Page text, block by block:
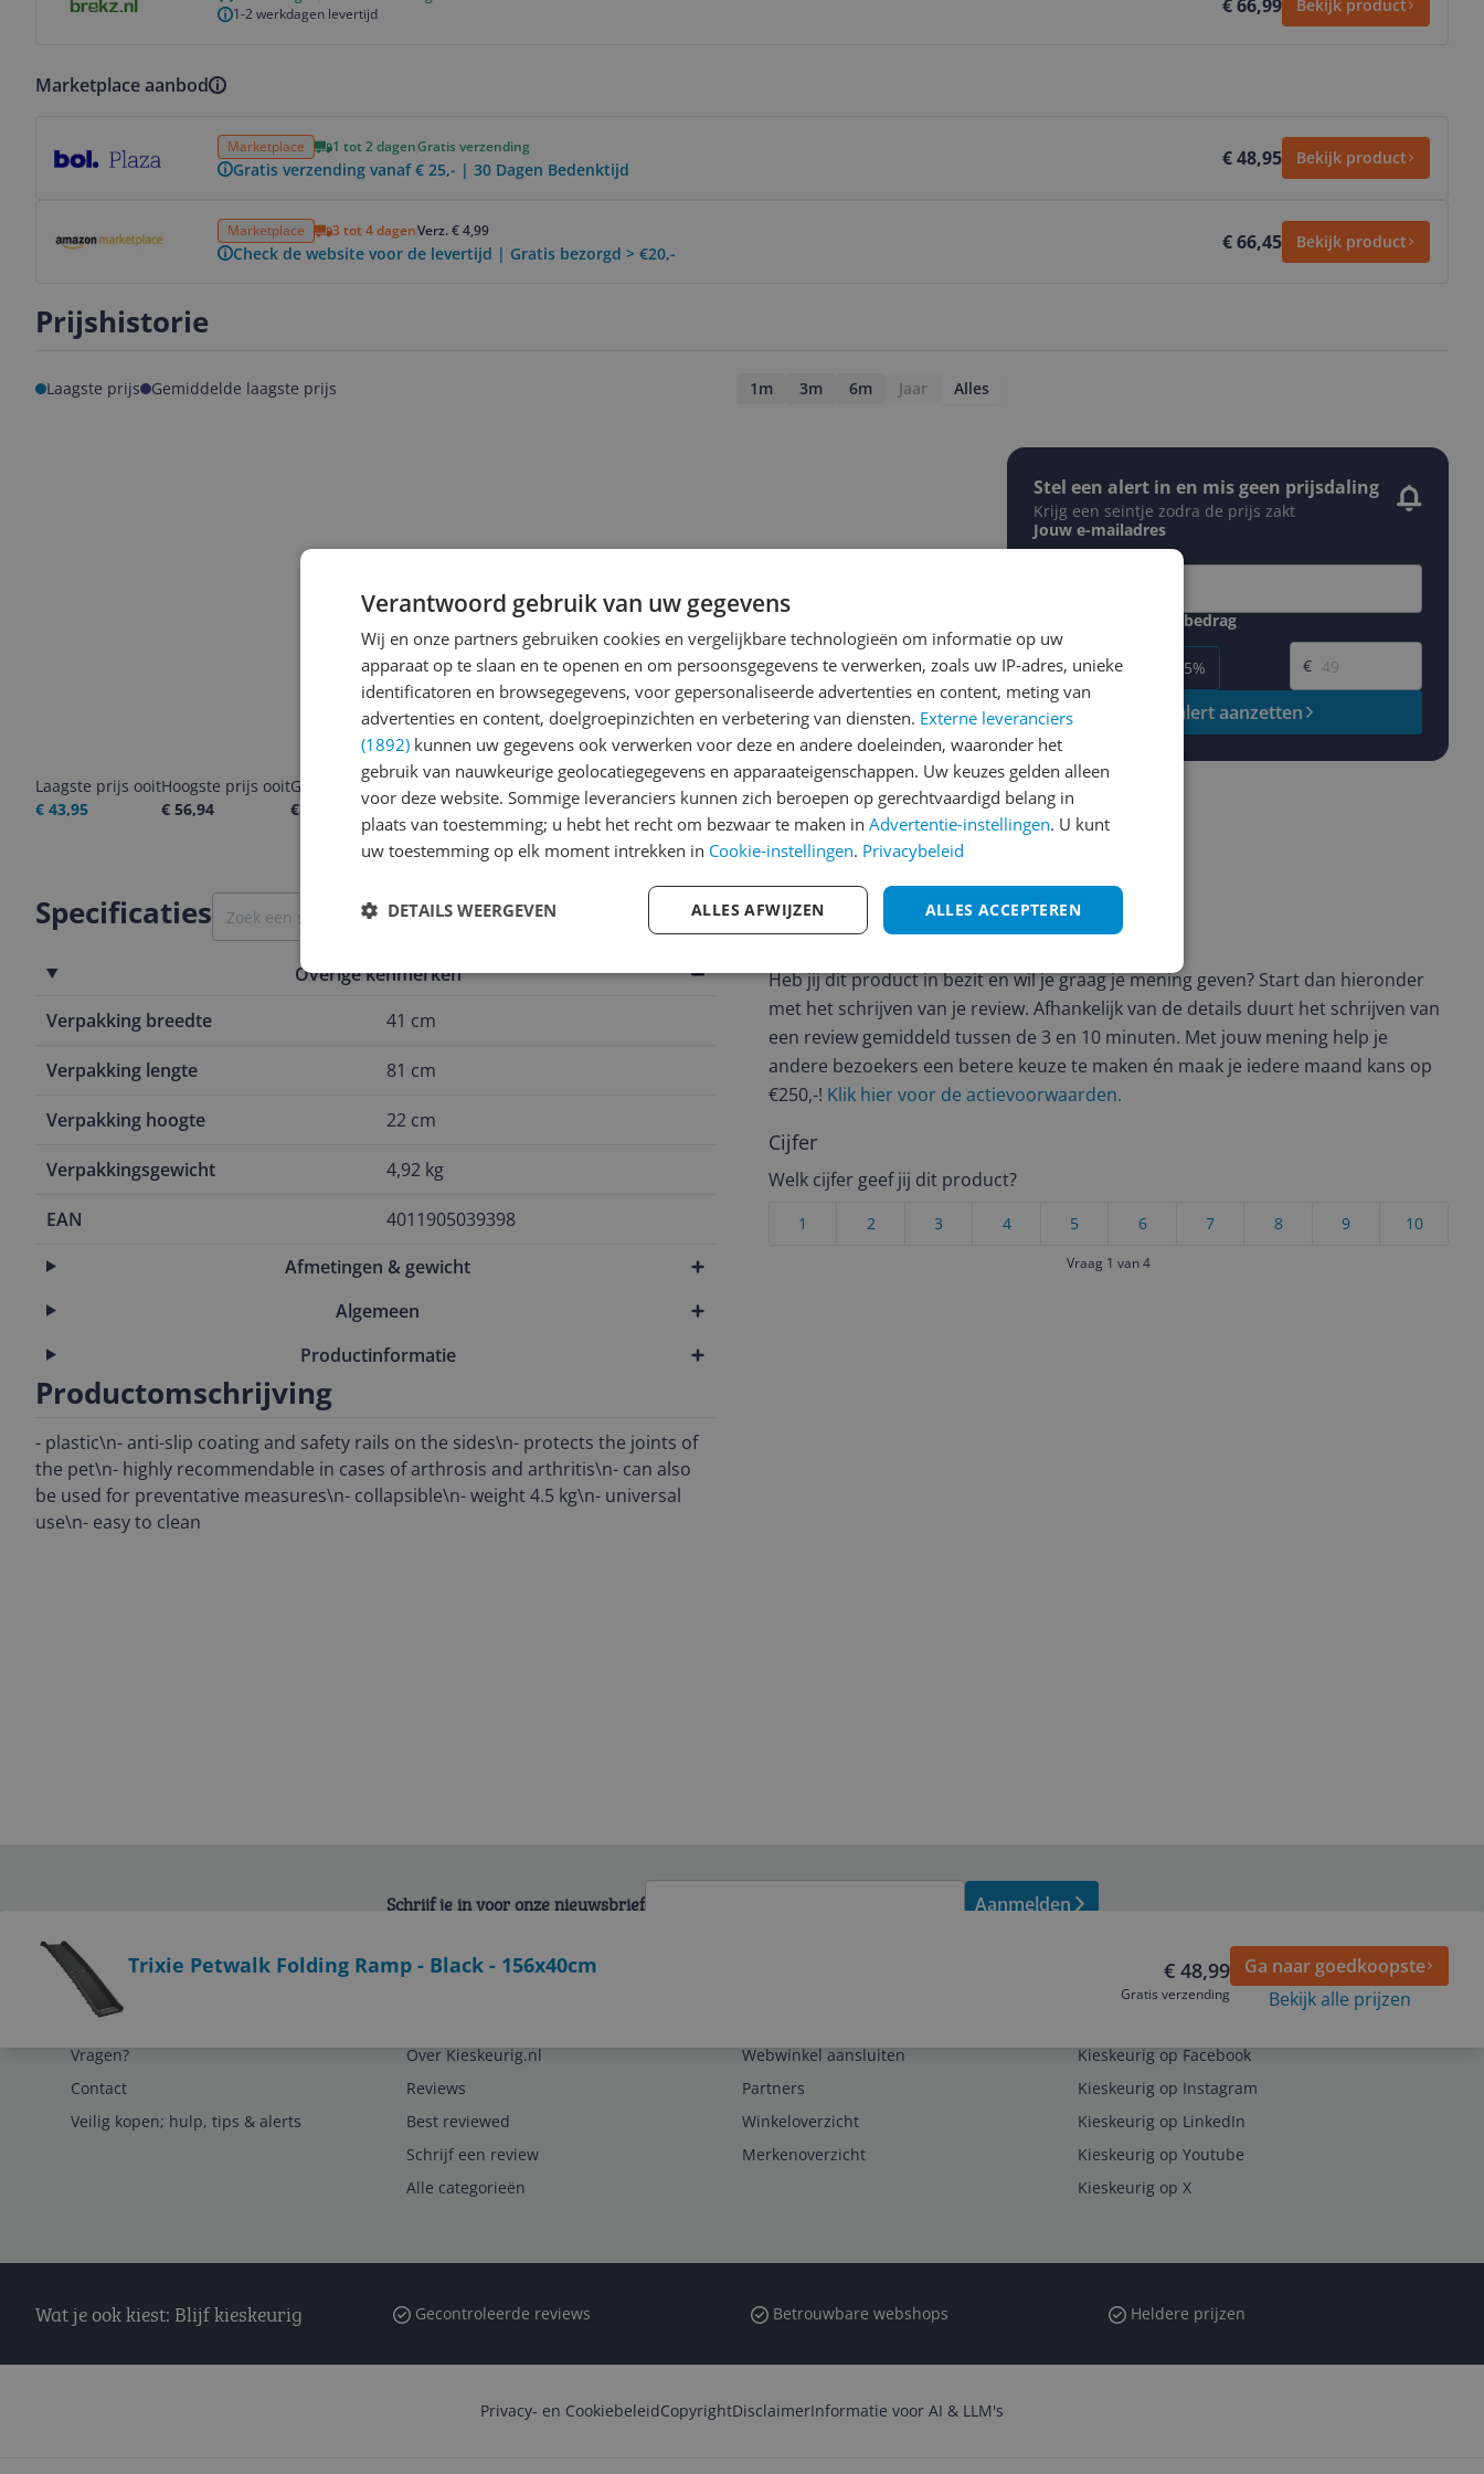
1-2 werkdagen levertijd
€ 66,99 Bekijk product
Marketplace aanbod
Marketplace 1 tot 2 dagenGratis verzending
Gratis verzending vanaf € 25,- | 30 Dagen Bedenktijd € 48,95 Bekijk product
Marketplace 3 tot 4 dagenVerz. € 4,99
Check de website voor de levertijd | Gratis bezorgd > €20,- € 66,45 Bekijk product
Prijshistorie
Laagste prijs Gemiddelde laagste prijs 1m 3m 6m Jaar Alles
Laagste prijs ooit
€ 43,95
Hoogste prijs ooit
€ 56,94
Goedkoopste nu
€ 48,99
Laatste prijsupdate
08-08-2026
Stel een alert in en mis geen prijsdaling
Krijg een seintje zodra de prijs zakt
Jouw e-mailadres
Gewenste daling of bedrag
-5% -10% -15%
Gewenste prijs
€
Prijsalert aanzetten
Specificaties
Overige kenmerken
Verpakking breedte
41 cm
Verpakking lengte 81 cm
Verpakking hoogte 22 cm
Verpakkingsgewicht 4,92 kg
EAN
4011905039398
Afmetingen & gewicht
Algemeen
Productinformatie
Productomschrijving
- plastic\n- anti-slip coating and safety rails on the sides\n- protects the joints of
the pet\n- highly recommendable in cases of arthrosis and arthritis\n- can also
be used for preventative measures\n- collapsible\n- weight 4.5 kg\n- universal
use\n- easy to clean
Reviews
Er zijn nog geen reviews geschreven
Heb jij dit product in bezit en wil je graag je mening geven? Start dan hieronder
met het schrijven van je review. Afhankelijk van de details duurt het schrijven van
een review gemiddeld tussen de 3 en 10 minuten. Met jouw mening help je
andere bezoekers een betere keuze te maken én maak je iedere maand kans op
€250,-! Klik hier voor de actievoorwaarden.
Cijfer
Welk cijfer geef jij dit product?
10
9
8
7
6
5
4
3
2
1
Vraag 1 van 4
Trixie Petwalk Folding Ramp - Black - 156x40cm € 48,99
Gratis verzending
Ga naar goedkoopste
Bekijk alle prijzen
Schrijf je in voor onze nieuwsbrief Aanmelden
Service
Vragen?
Contact
Veilig kopen; hulp, tips & alerts
Over Kieskeurig.nl
Reviews
Best reviewed
Schrijf een review
Alle categorieën
Webwinkel aansluiten
Partners
Winkeloverzicht
Merkenoverzicht
Kieskeurig op Facebook
Kieskeurig op Instagram
Kieskeurig op LinkedIn
Kieskeurig op Youtube
Kieskeurig op X
Wat je ook kiest: Blijf kieskeurig Gecontroleerde reviews Betrouwbare webshops Heldere prijzen
Privacy- en CookiebeleidCopyrightDisclaimerInformatie voor AI & LLM's
Verantwoord gebruik van uw gegevens
Wij en onze partners gebruiken cookies en vergelijkbare technologieën om informatie op uw
apparaat op te slaan en te openen en om persoonsgegevens te verwerken, zoals uw IP-adres, unieke
identificatoren en browsegegevens, voor gepersonaliseerde advertenties en content, meting van
advertenties en content, doelgroepinzichten en verbetering van diensten. Externe leveranciers
(1892) kunnen uw gegevens ook verwerken voor deze en andere doeleinden, waaronder het
gebruik van nauwkeurige geolocatiegegevens en apparaateigenschappen. Uw keuzes gelden alleen
voor deze website. Sommige leveranciers kunnen zich beroepen op gerechtvaardigd belang in
plaats van toestemming; u hebt het recht om bezwaar te maken in Advertentie-instellingen. U kunt
uw toestemming op elk moment intrekken in Cookie-instellingen. Privacybeleid
ALLES ACCEPTEREN
ALLES AFWIJZEN
DETAILS WEERGEVEN